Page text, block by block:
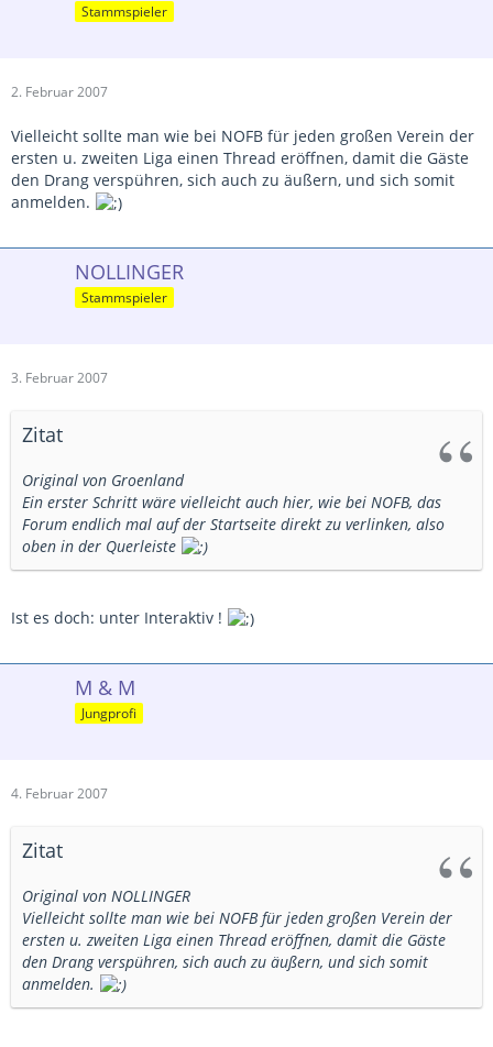
Stammspieler
2. Februar 2007
Vielleicht sollte man wie bei NOFB für jeden großen Verein der
ersten u. zweiten Liga einen Thread eröffnen, damit die Gäste
den Drang verspühren, sich auch zu äußern, und sich somit
anmelden.
NOLLINGER
Stammspieler
3. Februar 2007
Zitat
Original von Groenland
Ein erster Schritt wäre vielleicht auch hier, wie bei NOFB, das
Forum endlich mal auf der Startseite direkt zu verlinken, also
oben in der Querleiste
Ist es doch: unter Interaktiv !
M & M
Jungprofi
4. Februar 2007
Zitat
Original von NOLLINGER
Vielleicht sollte man wie bei NOFB für jeden großen Verein der
ersten u. zweiten Liga einen Thread eröffnen, damit die Gäste
den Drang verspühren, sich auch zu äußern, und sich somit
anmelden.